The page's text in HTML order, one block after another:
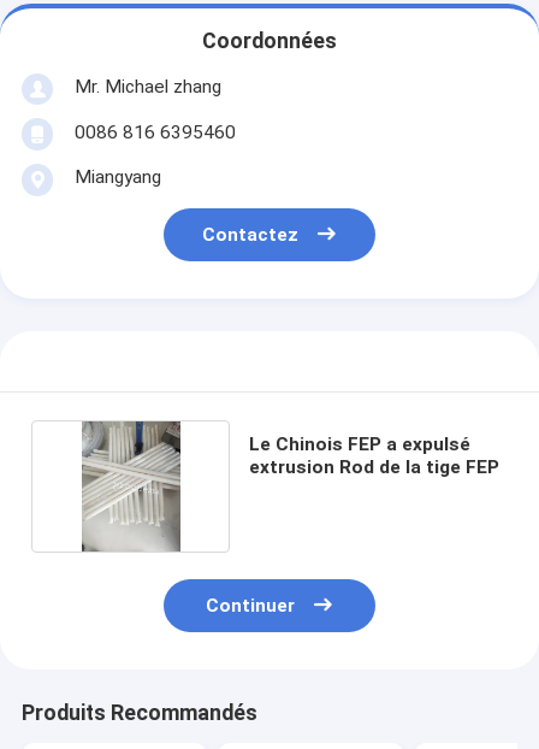
Coordonnées
Mr. Michael zhang
0086 816 6395460
Miangyang
Contactez
Le Chinois FEP a expulsé
extrusion Rod de la tige FEP
Continuer
Produits Recommandés